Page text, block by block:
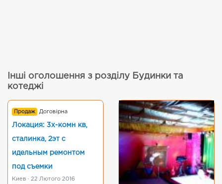
Інші оголошення з розділу Будинки та
котеджі
Продаж Договірна
Локация: 3х-комн кв,
сталинка, 2эт с
идельным ремонтом
под съемки
Киев · 22 Лютого 2016